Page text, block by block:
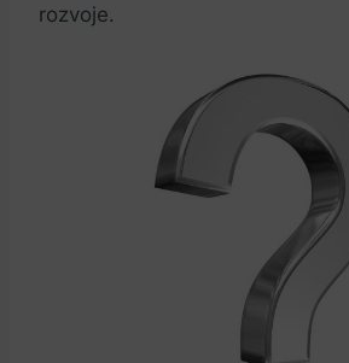
rozvoje.